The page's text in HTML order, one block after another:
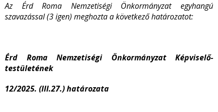
Az Érd Roma Nemzetiségi Önkormányzat egyhangú
szavazással (3 igen) meghozta a következő határozatot:
Érd Roma Nemzetiségi Önkormányzat Képviselő-
testületének
12/2025. (III.27.)határozata